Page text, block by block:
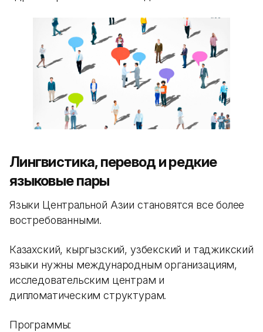
Лингвистика, перевод и редкие
языковые пары
Языки Центральной Азии становятся все более
востребованными.
Казахский, кыргызский, узбекский и таджикский
языки нужны международным организациям,
исследовательским центрам и
дипломатическим структурам.
Программы: